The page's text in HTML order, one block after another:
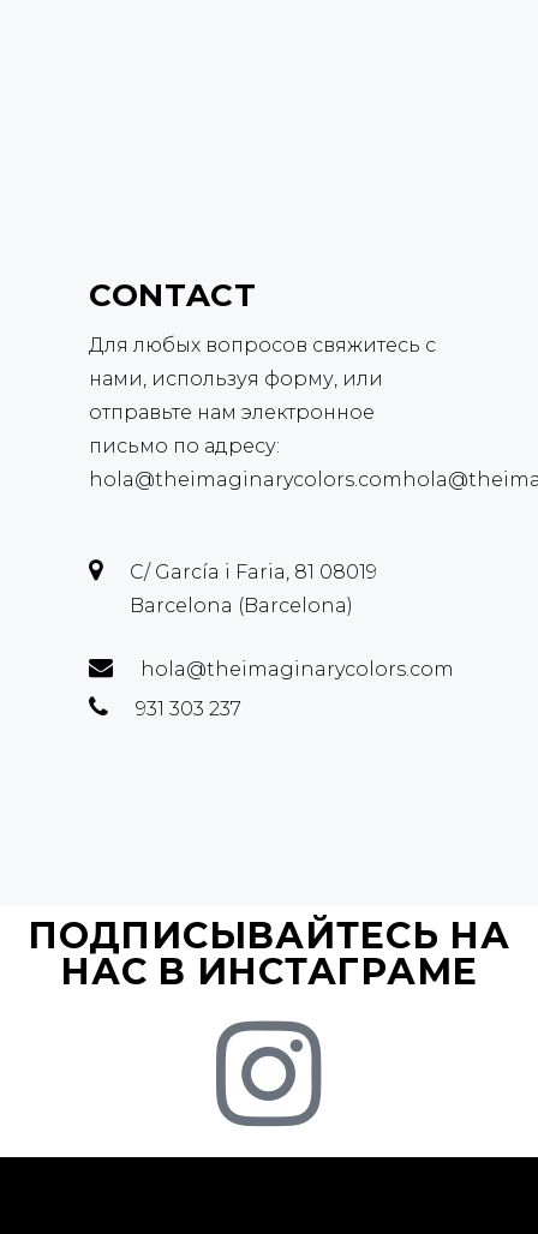
CONTACT
Для любых вопросов свяжитесь с
нами, используя форму, или
отправьте нам электронное
письмо по адресу:
C/ García i Faria, 81 08019
Barcelona (Barcelona)
hola@theimaginarycolors.com
931 303 237
ПОДПИСЫВАЙТЕСЬ НА
НАС В ИНСТАГРАМЕ